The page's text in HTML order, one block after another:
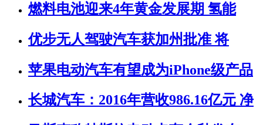
燃料电池迎来4年黄金发展期 氢能
优步无人驾驶汽车获加州批准 将
苹果电动汽车有望成为iPhone级产品
长城汽车：2016年营收986.16亿元 净